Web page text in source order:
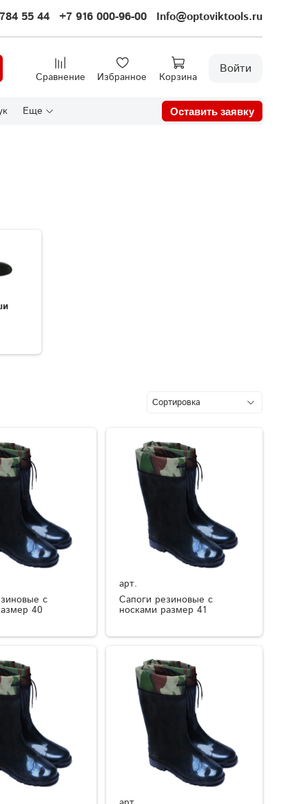
55 44 +7 916 000-96-00 Info@optoviktools.ru
Сравнение Избранное Корзина
Войти
Еще Оставить заявку
с
40
арт.
Сапоги резиновые с
носками размер 41